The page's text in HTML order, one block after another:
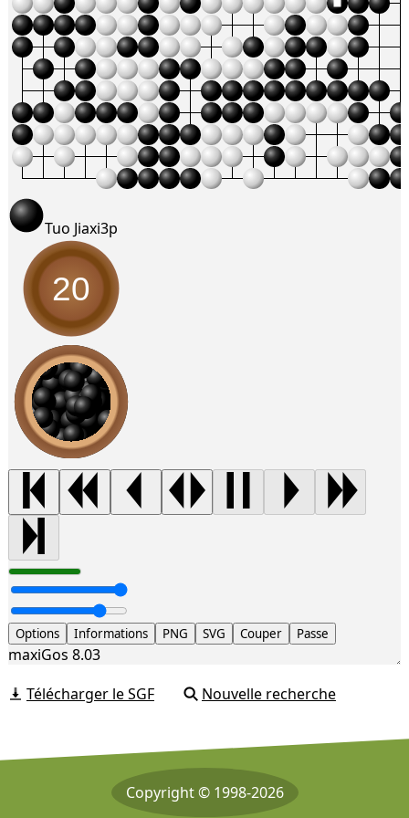
Tuo Jiaxi3p
20
Options Informations PNG SVG Couper Passe
maxiGos 8.03
Télécharger le SGF
Nouvelle recherche
Copyright © 1998-2026